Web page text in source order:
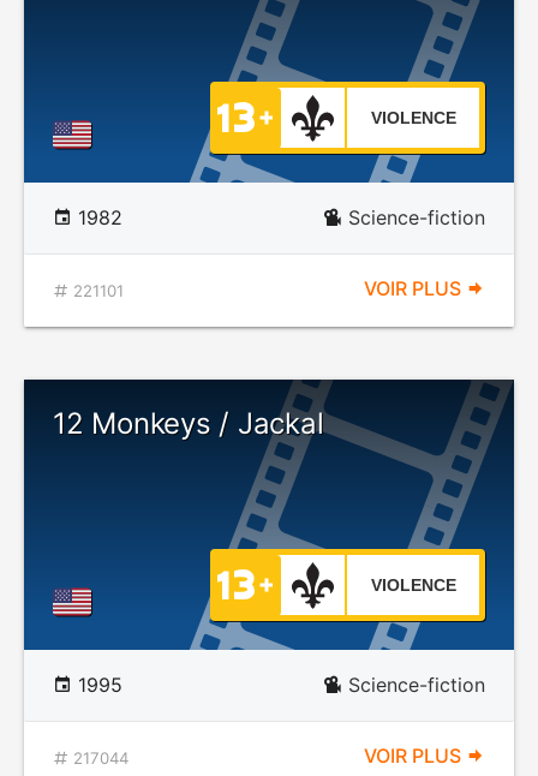
VIOLENCE
1982 Science-fiction
221101 VOIR PLUS
12 Monkeys / Jackal
VIOLENCE
1995 Science-fiction
217044 VOIR PLUS